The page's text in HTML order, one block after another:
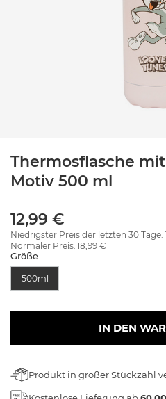
Thermosflasche
Motiv 500 ml
12,99 €
Niedrigster Preis der letzten 30 Tage:
Normaler Preis: 18,99 €
Größe
500ml
IN DEN
Produkt in großer Stückzahl